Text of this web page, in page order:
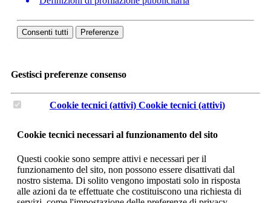
Consenti tutti Preferenze
Gestisci preferenze consenso
Cookie tecnici (attivi) Cookie tecnici (attivi)
Cookie tecnici necessari al funzionamento del sito
Questi cookie sono sempre attivi e necessari per il
funzionamento del sito, non possono essere disattivati dal
nostro sistema. Di solito vengono impostati solo in risposta
alle azioni da te effettuate che costituiscono una richiesta di